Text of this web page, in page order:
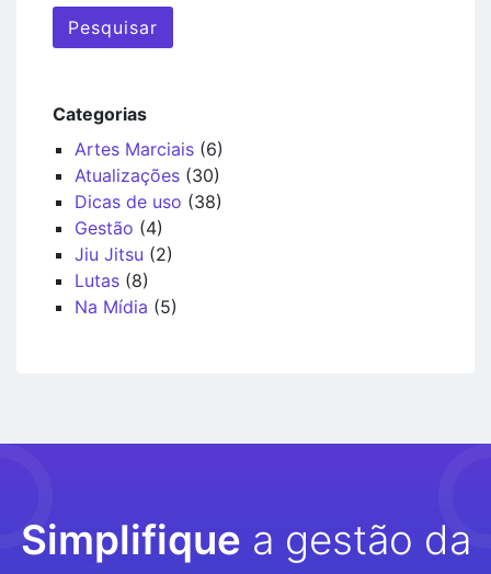
Pesquisar
Categorias
Artes Marciais (6)
Atualizações (30)
Dicas de uso (38)
Gestão (4)
Jiu Jitsu (2)
Lutas (8)
Na Mídia (5)
Simplifique a gestão da